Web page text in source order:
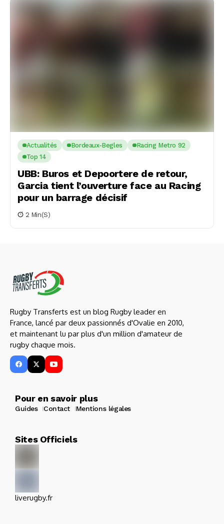
Actualités Bordeaux-Begles
Racing Metro 92
Top 14
UBB: Buros et Depoortere de retour,
Garcia tient l’ouverture face au Racing
pour un barrage décisif
2 Min(s)
Rugby Transferts est un blog Rugby leader en
France, lancé par deux passionnés d'Ovalie en 2010,
et maintenant lu par plus d'un million d'amateur de
rugby chaque mois.
Pour en savoir plus
Guides Contact Mentions légales
Sites Officiels
liverugby.fr